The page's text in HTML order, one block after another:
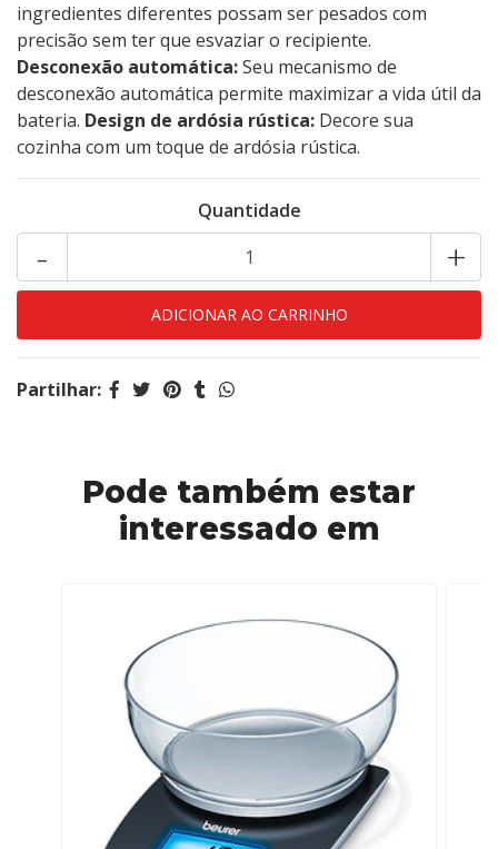
ingredientes diferentes possam ser pesados ​​com
precisão sem ter que esvaziar o recipiente.
Desconexão automática:Seu mecanismo de
desconexão automática permite maximizar a vida útil da
bateria. Design de ardósia rústica: Decore sua
cozinha com um toque de ardósia rústica.
Quantidade
+
-
Partilhar:
Pode também estar
interessado em